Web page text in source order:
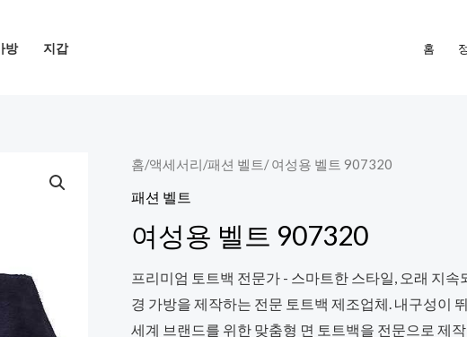
방 지갑 홈
홈/액세서리/패션 벨트/ 여성용 벨트 907320
패션 벨트
여성용 벨트 907320
프리미엄 토트백 전문가 - 스마트한 스타일, 오래 지
경 가방을 제작하는 전문 토트백 제조업체. 내구성이
세계 브랜드를 위한 맞춤형 면 토트백을 전문으로 제